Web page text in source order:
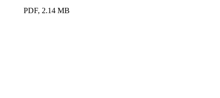
PDF, 2.14 MB